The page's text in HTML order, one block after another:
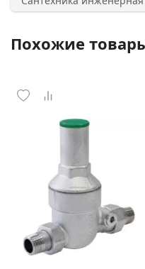
Похожие